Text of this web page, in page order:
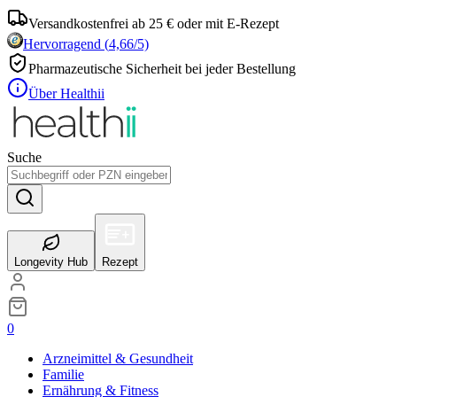
Versandkostenfrei ab 25 € oder mit E-Rezept
Hervorragend (4,66/5)
Pharmazeutische Sicherheit bei jeder Bestellung
Über Healthii
Suche
Longevity Hub Rezept
0
Arzneimittel & Gesundheit
Familie
Ernährung & Fitness